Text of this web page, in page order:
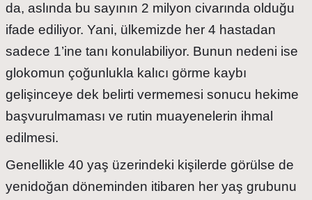
da, aslında bu sayının 2 milyon civarında olduğu
ifade ediliyor. Yani, ülkemizde her 4 hastadan
sadece 1’ine tanı konulabiliyor. Bunun nedeni ise
glokomun çoğunlukla kalıcı görme kaybı
gelişinceye dek belirti vermemesi sonucu hekime
başvurulmaması ve rutin muayenelerin ihmal
edilmesi.
Genellikle 40 yaş üzerindeki kişilerde görülse de
yenidoğan döneminden itibaren her yaş grubunu